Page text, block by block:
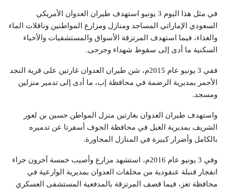
في مثل هذا اليوم 3 يونيو استهدف طيران العدوان الأمريكي
السعودي الإماراتي المساجد ومنازل ومزارع المواطنين وناقلات الماء
والغذاء، فيما استهدف المرتزقة الأسواق والمستشفيات والأحياء
السكنية ما أدى إلى سقوط شهداء وجرحى.
ففي 3 يونيو عام 2015م، شن طيران العدوان غارتين على قرية النجد
الأحمر بمديرية الرضمة في محافظة إب، ما أدى إلى تدمير منزلين
ومسجد.
واستهدف طيران العدوان بغارتين منزل المواطن حسين بن لعور
الشريف بمديرية الغيل في محافظة الجوف أسفرتا عن تدميره
بالكامل وأضرار كبيرة في المنازل المجاورة.
وفي 3 يونيو عام 2016م، استشهد مزارع وأصيب خمسة آخرون جراء
انفجار قنبلة عنقودية من مخلفات العدوان بمديرية الوازعية في
محافظة تعز، فيما قصف المرتزقة بالمدفعية المستشفى العسكري